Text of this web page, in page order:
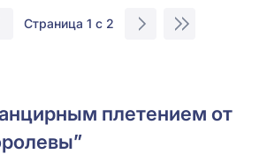
Страница 1 с 2
плетением от